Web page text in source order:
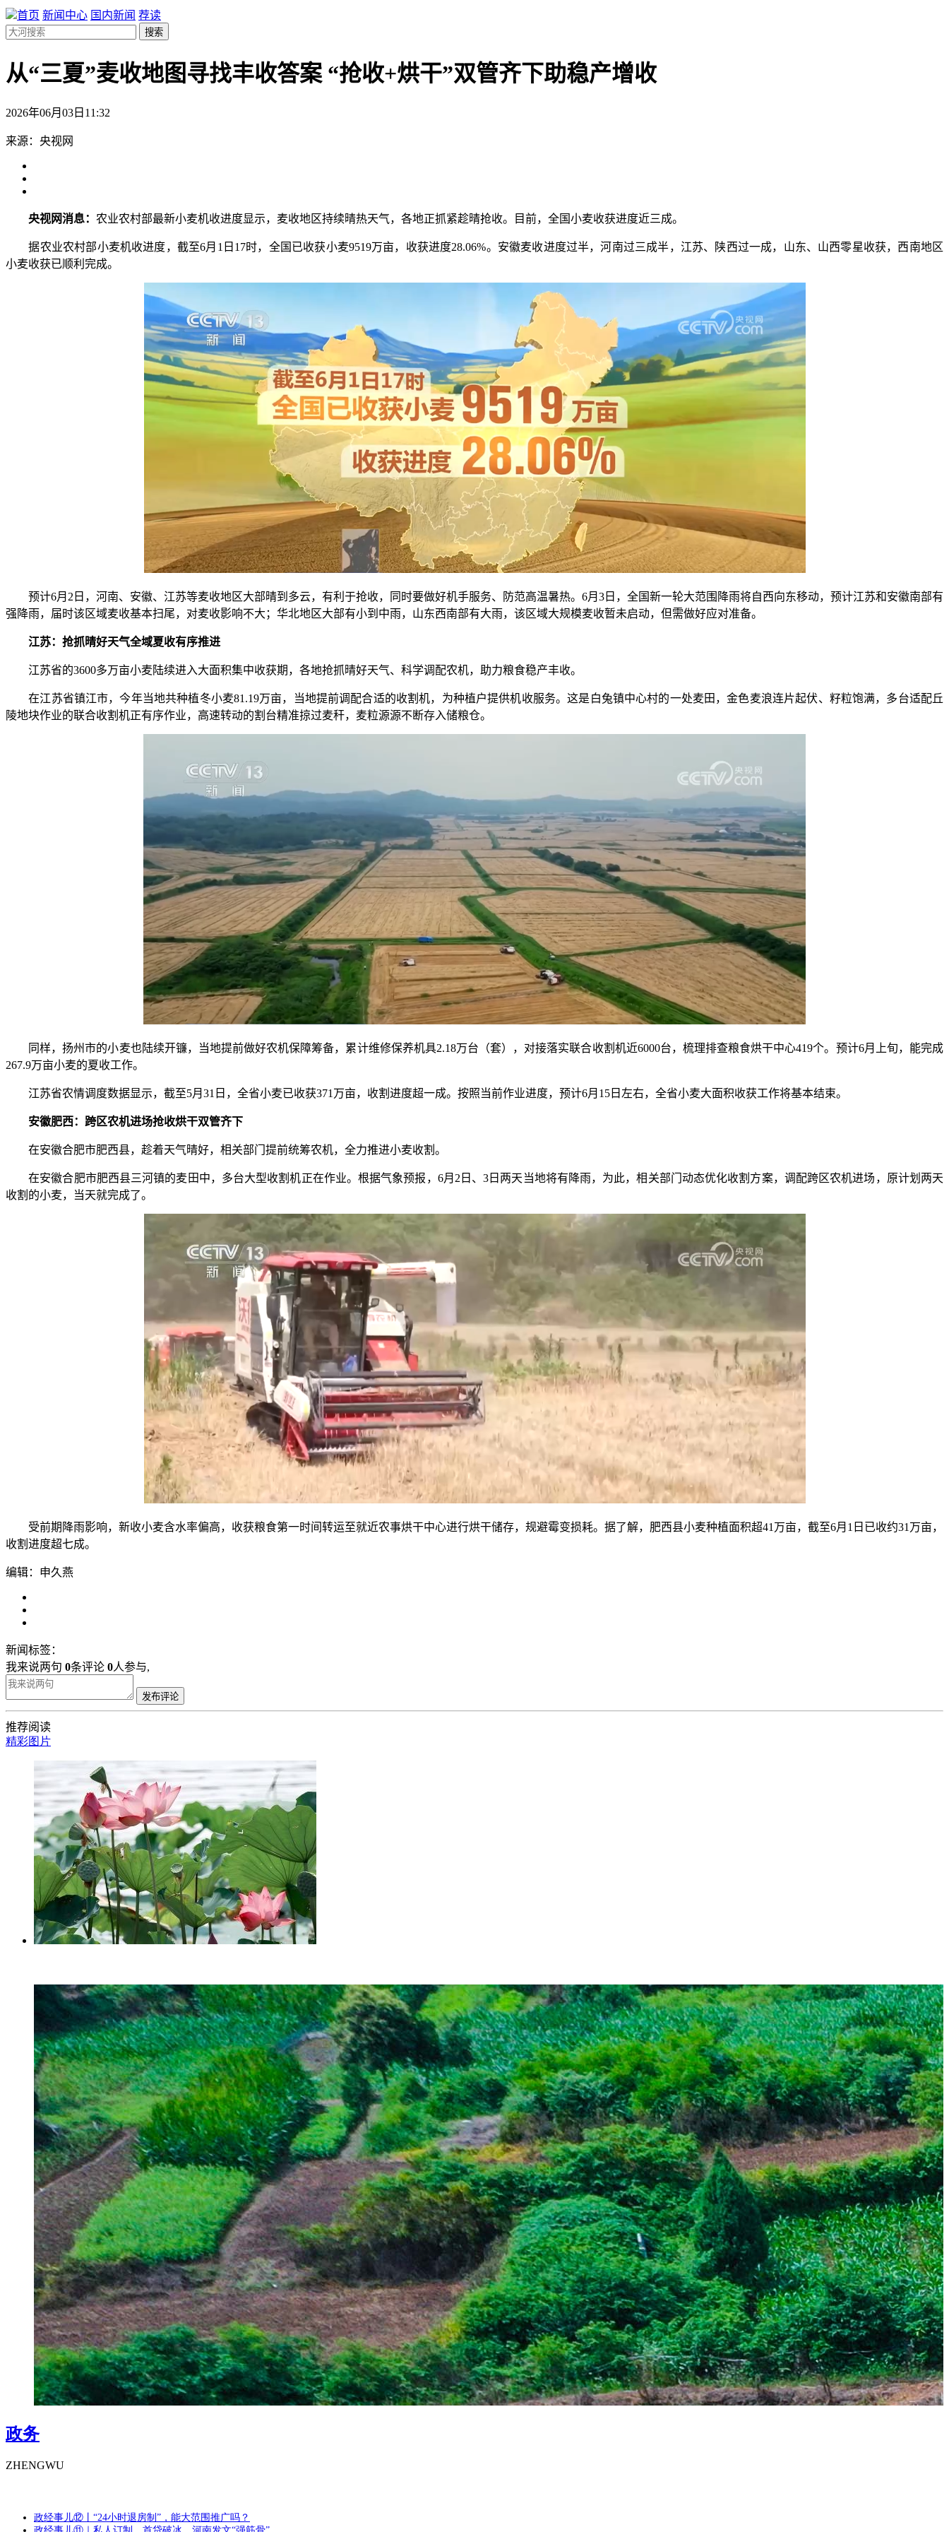
首页 新闻中心 国内新闻 荐读
搜索
从“三夏”麦收地图寻找丰收答案 “抢收+烘干”双管齐下助稳产增收
2026年06月03日11:32
来源：央视网
央视网消息： 农业农村部最新小麦机收进度显示，麦收地区持续晴热天气，各地正抓紧趁晴抢收。目前，全国小麦收获进度近三成。
据农业农村部小麦机收进度，截至6月1日17时，全国已收获小麦9519万亩，收获进度28.06%。安徽麦收进度过半，河南过三成半，江苏、陕西过一成，山东、山西零星收获，西南地区
小麦收获已顺利完成。
预计6月2日，河南、安徽、江苏等麦收地区大部晴到多云，有利于抢收，同时要做好机手服务、防范高温暑热。6月3日，全国新一轮大范围降雨将自西向东移动，预计江苏和安徽南部有
强降雨，届时该区域麦收基本扫尾，对麦收影响不大；华北地区大部有小到中雨，山东西南部有大雨，该区域大规模麦收暂未启动，但需做好应对准备。
江苏：抢抓晴好天气全域夏收有序推进
江苏省的3600多万亩小麦陆续进入大面积集中收获期，各地抢抓晴好天气、科学调配农机，助力粮食稳产丰收。
在江苏省镇江市，今年当地共种植冬小麦81.19万亩，当地提前调配合适的收割机，为种植户提供机收服务。这是白兔镇中心村的一处麦田，金色麦浪连片起伏、籽粒饱满，多台适配丘
陵地块作业的联合收割机正有序作业，高速转动的割台精准掠过麦秆，麦粒源源不断存入储粮仓。
同样，扬州市的小麦也陆续开镰，当地提前做好农机保障筹备，累计维修保养机具2.18万台（套），对接落实联合收割机近6000台，梳理排查粮食烘干中心419个。预计6月上旬，能完成
267.9万亩小麦的夏收工作。
江苏省农情调度数据显示，截至5月31日，全省小麦已收获371万亩，收割进度超一成。按照当前作业进度，预计6月15日左右，全省小麦大面积收获工作将基本结束。
安徽肥西：跨区农机进场抢收烘干双管齐下
在安徽合肥市肥西县，趁着天气晴好，相关部门提前统筹农机，全力推进小麦收割。
在安徽合肥市肥西县三河镇的麦田中，多台大型收割机正在作业。根据气象预报，6月2日、3日两天当地将有降雨，为此，相关部门动态优化收割方案，调配跨区农机进场，原计划两天
收割的小麦，当天就完成了。
受前期降雨影响，新收小麦含水率偏高，收获粮食第一时间转运至就近农事烘干中心进行烘干储存，规避霉变损耗。据了解，肥西县小麦种植面积超41万亩，截至6月1日已收约31万亩，
收割进度超七成。
编辑：申久燕
新闻标签：
我来说两句 0条评论 0人参与,
发布评论
推荐阅读